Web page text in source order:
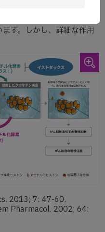
ル化が阻害され、細胞周
じることにより、腫瘍増
す。しかし、詳細な作用
2013; 7: 47-60.
Pharmacol. 2002; 64: